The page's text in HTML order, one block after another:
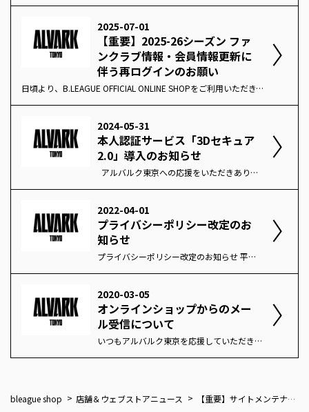
2025-07-01
【重要】2025-26シーズン ファ
ンクラブ情報・会員情報更新に
伴う再ログインのお願い
日頃より、B.LEAGUE OFFICIAL ONLINE SHOPをご利用いただき、誠にありがとうございます。 Bリーグ会員にご登録のお客様で会員情報を更新された場合、最新の情報を反映させるため、お客様ご自身で再ログインしていただく必要がございます。 お手数をおかけし大変申し訳ございませんが、何卒よろしくお願い申し上げます。 ＜対象＞ ＊ファンクラブ会員の登録、更新を行った場合 ＊その他会員情報の変更を行った場合 ＜再ログインの方法＞マイページ よりログアウトを行い、改めてIDとパスワードの入力の上、再度ログインをお願い致します。 パスワードをお忘れの場合は、下記よりパスワード再設定をお願い申し上げます。 https://bleague-ticket.psrv.jp/member/reset-password 本サイトは、Ｂリーグ会員のお客様やファンクラブ会員のお客様を対象に、限定企画を行う場合がございます。最新情報に更新されておりませんと、上記企画が反映されない場合がございます。特に新たにファンクラブに加入されたお客様で、マイページ上部にファンクラブ会員のランクが表示されていない場合は、再ログインをお試しください。 お客様には、お手数をおかけし大変申し訳ございません。 これからもB.LEAGUE OFFICIAL ONLINE SHOPのご利用何卒よろしくお願いいたします。
2024-05-31
本人認証サービス「3Dセキュア
2.0」導入のお知らせ
アルバルク東京への応援をいただきありがとうございます。また、日ごろよりアルバルク東京 OFFICIAL ONLINE SHOPをご利用いただきありがとうございます。 この度、お客様に安全安心にホームページでの買い物をご利用いただくために、クレジットカード決済に本人認証サービスの「3Dセキュア2.0」を導入いたしました。 ■本人認証サービス「3Dセキュア2.0」とは… インターネット上でクレジットカード決済をご利用の際、カード番号等の情報の盗用による不正利用を防ぎ、安全に決済を行うための本人認証サービスです。 ご注文時に不正リスクが低いとクレジットカード会社が判断した場合は、今まで同様に追加認証なく完了します。不正リスクが高いと判断された場合は、クレジットカード会社が提供するワンタイムパスワード等による本人認証が行われます。その際には、画面の案内に沿って手続きを進めてください。 なお、お手持ちのクレジットカードに関するお問い合わせ（3Dセキュア2.0の対応状況や設定方法など）は、弊社ではお答えできません。お手数をおかけいたしますが、発行元のクレジットカード会社までお問い合わせください。 ※「3Dセキュア2.0」の導入に際し、以前にお客様が登録されたクレジットカードがご利用いただけない場合があります。再度クレジットカード情報をご入力いただき、ご登録いただきますようお願いいたします。 ※「3Dセキュア2.0」非対応のクレジットカードはご利用になれません。対応状況については発行元のクレジットカード会社にご確認ください。 以下の環境では、3Dセキュア認証が正しくご利用頂けない場合がございます。クレジットカードでのお支払いの際は、お客様のご利用環境のご確認をお願いいたします。・ポップアップ画面を表示しないソフトウェアをインストールしている。・セキュリティソフトを導入の上、セキュリティレベルを『高』に設定している。・ご利用の環境（OSとブラウザの組み合わせ等）により認証の動作や表示が正常に行われない。これらのご利用環境をご確認後も3Dセキュア認証をご利用いただけない場合は、お手数おかけいたしますがご利用のクレジットカード会社の連絡先へご相談ください。
2022-04-01
プライバシーポリシー改定のお
知らせ
プライバシーポリシー改定のお知らせ 平素よりB.LEAGUE OFFICIAL ONLINESHOPをご利用いただきましてありがとうございます。 このたび、2022年4月1日(金)から施行の「改正個人情報保護法」に対応することを目的に、 B.LEAGUE OFFICIAL ONLINESHOPのプライバシーポリシーを改定する運びとなりました。 改定後のプライバシーポリシーの内容は、こちらからご確認ください。 ※改定後のプライバシーポリシーは改定日（2022年4月1日）から適用となります。 今後ともB.LEAGUE OFFICIAL ONLINESHOPのご利用何卒よろしくお願いいたします。
2020-03-05
オンラインショップからのメー
ル受信について
いつもアルバルク東京を応援していただき誠にありがとうございます。当オンラインショップにてご注文いただいた方々より「注文完了(またはコンビニ決済番号案内)メールが届かない」という問い合わせが寄せられております。特に携帯キャリア(docomo,ezweb,softbank)のアドレスをお使いの方に多く見受けられます。注文完了案内やコンビニ決済番号案内を配信するドメインは「@shop.bleague-shop.jp」となっております。当オンラインショップご利用の方は必ず「＠shop.bleague-info.jp」のドメインから配信されるメールを受信できるよう設定をしてください。またメールが届かない場合以下の可能性がございますので、ご利用いただいておりますメールアドレスの受信設定を今一度ご確認ください。・迷惑メール対策をしている。 (なりすましメール規制・URL付メール規制・ドメイン指定受信など)・迷惑メールフォルダや削除済みフォルダに自動振分されている。・ご注文やご登録が完了していない。・ご登録時のメールアドレスが間違っている。・ご登録時からメールアドレスを変更している。・メールボックスの容量が一杯になっている。・ご利用のメールアプリ、ソフトのバージョンが最新のものではない。尚、オンラインショップへの注文が正常に完了しているかどうかにつきましてはB.LEAGUE会員にログインしていただいたあと、MENUにある”購入履歴検索”をお調べいただくとお分かりになりますので、注文後メールが来ない場合は一度そちらをご確認ください。よろしくお願いいたします。アルバルク東京オンラインショップ
bleague shop 店舗＆ウェブストアニュース 【重要】サイトメンテナンスのお知らせ